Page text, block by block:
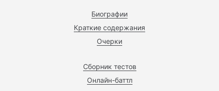
Биографии
Краткие содержания
Очерки
Сборник тестов
Онлайн-баттл